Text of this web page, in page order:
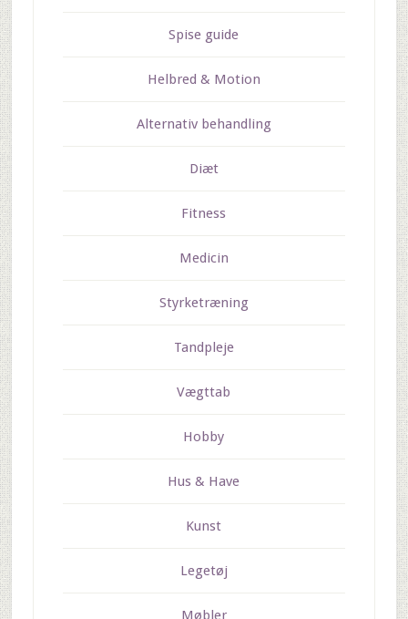
Spise guide
Helbred & Motion
Alternativ behandling
Diæt
Fitness
Medicin
Styrketræning
Tandpleje
Vægttab
Hobby
Hus & Have
Kunst
Legetøj
Møbler